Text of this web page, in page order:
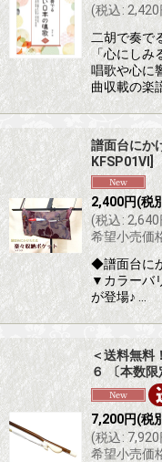
(税込: 2,420
二胡で奏で
「心にし
唱歌や心に
曲収載の楽
譜面台にか
KFSP01VI]
2,400円(税
(税込: 2,640
希望小売価
◆譜面台に
▼カラーバ
が登場♪ …
＜送料無料
６ 〔本数
7,200円(税
(税込: 7,920
希望小売価